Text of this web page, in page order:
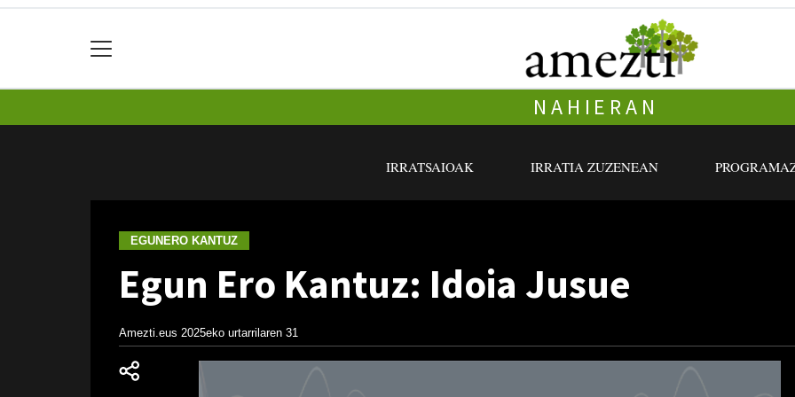
NAHIERAN
IRRATSAIOAK IRRATIA ZUZENEAN
EGUNERO KANTUZ
Egun Ero Kantuz: Idoia Jusue
Amezti.eus 2025eko urtarrilaren 31